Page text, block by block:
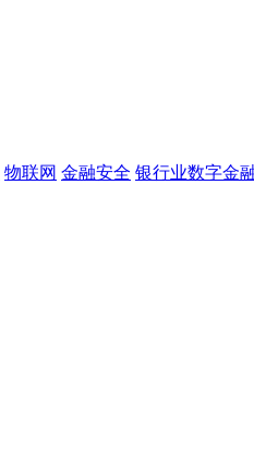
物联网 金融安全 银行业数字金